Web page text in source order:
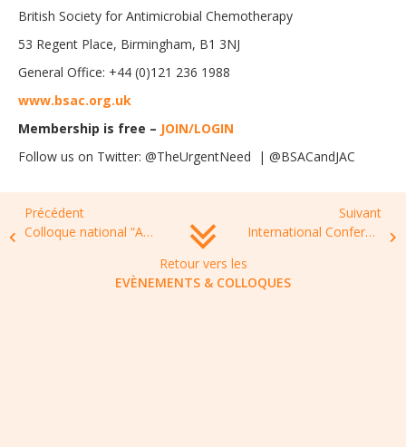
British Society for Antimicrobial Chemotherapy
53 Regent Place, Birmingham, B1 3NJ
General Office: +44 (0)121 236 1988
www.bsac.org.uk
Membership is free – JOIN/LOGIN
Follow us on Twitter: @TheUrgentNeed | @BSACandJAC
Précédent
Colloque national “Antibiorésistance”, lundi 22 novembre 2021, Aubervilliers (93)
Suivant
International Conference on Veterinary Epidemiology and Antimicrobial Resistance, January 07-08, 2022, Singapore
Retour vers les
EVÈNEMENTS & COLLOQUES